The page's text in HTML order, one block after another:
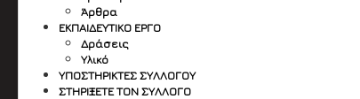
Άρθρα
ΕΚΠΑΙΔΕΥΤΙΚΌ ΈΡΓΟ
Δράσεις
Υλικό
ΥΠΟΣΤΗΡΙΚΤΈΣ ΣΥΛΛΌΓΟΥ
ΣΤΗΡΊΞΕΤΕ ΤΟΝ ΣΎΛΛΟΓΟ